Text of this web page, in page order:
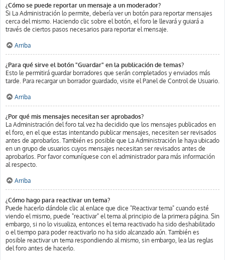
¿Cómo se puede reportar un mensaje a un moderador?
Si La Administración lo permite, debería ver un botón para reportar mensajes
cerca del mismo. Haciendo clic sobre el botón, el foro le llevará y guiará a
través de ciertos pasos necesarios para reportar el mensaje.
Arriba
¿Para qué sirve el botón "Guardar" en la publicación de temas?
Esto le permitirá guardar borradores que serán completados y enviados más
tarde. Para recargar un borrador guardado, visite el Panel de Control de Usuario.
Arriba
¿Por qué mis mensajes necesitan ser aprobados?
La Administración del foro tal vez ha decidido que los mensajes publicados en
el foro, en el que estas intentando publicar mensajes, necesiten ser revisados
antes de aprobarlos. También es posible que La Administración le haya ubicado
en un grupo de usuarios cuyos mensajes necesitan ser revisados antes de
aprobarlos. Por favor comuníquese con el administrador para más información
al respecto.
Arriba
¿Cómo hago para reactivar un tema?
Puede hacerlo dándole clic al enlace que dice "Reactivar tema" cuando esté
viendo el mismo, puede "reactivar" el tema al principio de la primera página. Sin
embargo, si no lo visualiza, entonces el tema reactivado ha sido deshabilitado
o el tiempo para poder reactivarlo no ha sido alcanzado aún. También es
posible reactivar un tema respondiendo al mismo, sin embargo, lea las reglas
del foro antes de hacerlo.